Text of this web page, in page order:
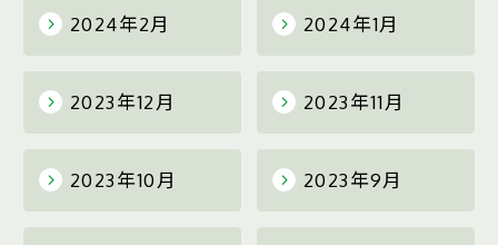
2024年2月 2024年1月
2023年12月 2023年11月
2023年10月 2023年9月